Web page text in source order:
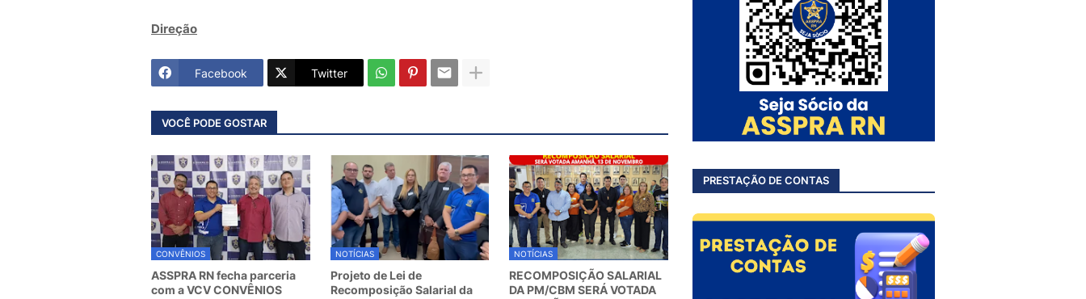
Direção
Facebook Twitter
VOCÊ PODE GOSTAR
CONVÊNIOS
ASSPRA RN fecha parceria
com a VCV CONVÊNIOS
NOTÍCIAS
Projeto de Lei de
Recomposição Salarial da
NOTÍCIAS
RECOMPOSIÇÃO SALARIAL
DA PM/CBM SERÁ VOTADA
PRESTAÇÃO DE CONTAS